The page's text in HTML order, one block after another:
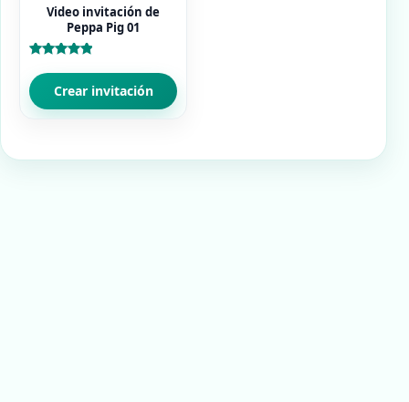
Video invitación de
Peppa Pig 01
con
5.00
de 5 Crear invitación